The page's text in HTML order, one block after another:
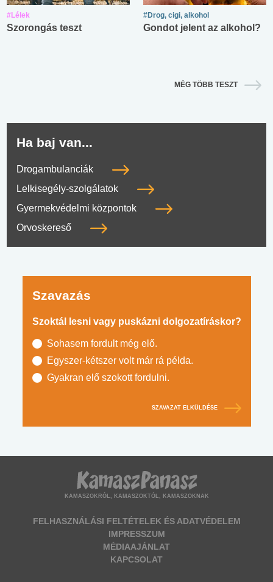
#Lélek
Szorongás teszt
#Drog, cigi, alkohol
Gondot jelent az alkohol?
MÉG TÖBB TESZT
Ha baj van...
Drogambulanciák
Lelkisegély-szolgálatok
Gyermekvédelmi központok
Orvoskereső
Szavazás
Szoktál lesni vagy puskázni dolgozatíráskor?
Sohasem fordult még elő.
Egyszer-kétszer volt már rá példa.
Gyakran elő szokott fordulni.
SZAVAZAT ELKÜLDÉSE
KAMASZOKRÓL, KAMASZOKTÓL, KAMASZOKNAK
FELHASZNÁLÁSI FELTÉTELEK ÉS ADATVÉDELEM
IMPRESSZUM
MÉDIAAJÁNLAT
KAPCSOLAT